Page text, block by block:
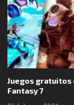
Juegos gratuitos
Fantasy 7